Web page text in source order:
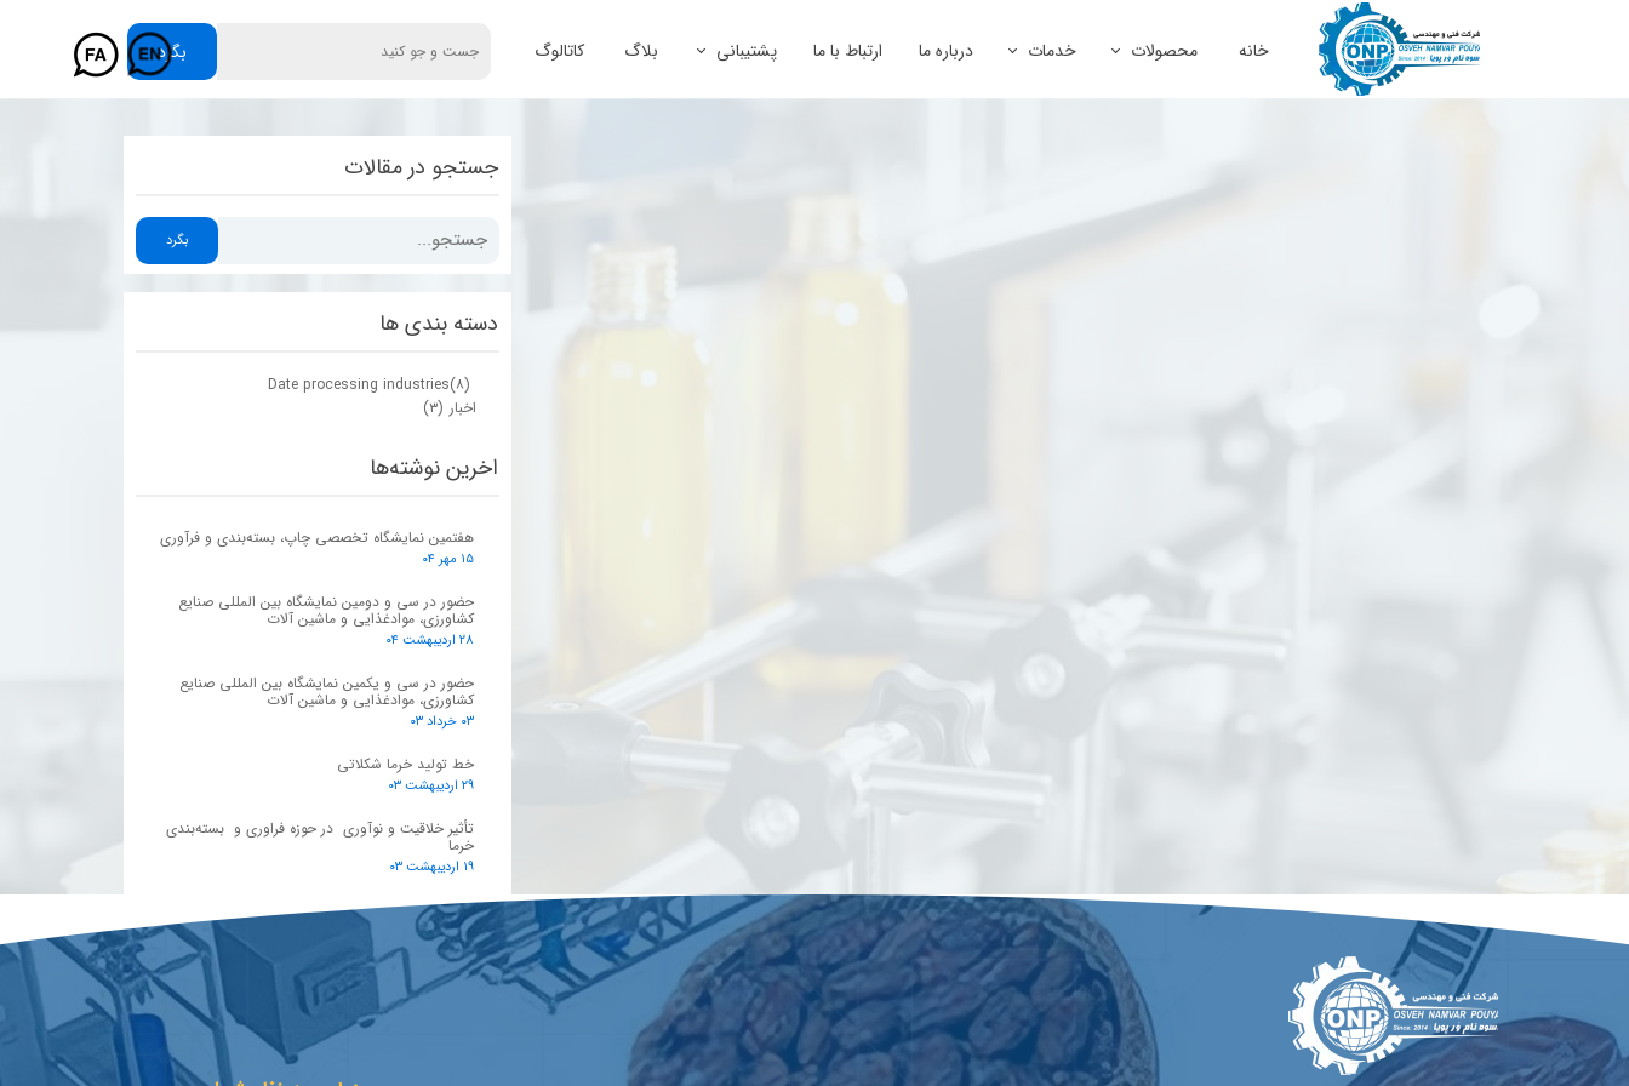
خانه محصولات
نفت، گاز و پتروشیمی
خدمات درباره ما ارتباط با ما پشتیبانی بلاگ کاتالوگ بگرد
دسته بندی ها
Date processing industries(۸)
اخبار (۳)
جستجو در مقالات
بگرد
هفتمین نمایشگاه تخصصی چاپ، بسته‌بندی و فرآوری
۱۵ مهر ۰۴
حضور در سی و دومین نمایشگاه بین المللی صنایع
کشاورزی، موادغذایی و ماشین آلات
۲۸ اردیبهشت ۰۴
حضور در سی و یکمین نمایشگاه بین المللی صنایع
کشاورزی، موادغذایی و ماشین آلات
۰۳ خرداد ۰۳
خط تولید خرما شکلاتی
۲۹ اردیبهشت ۰۳
تأثیر خلاقیت و نوآوری در حوزه فراوری و بسته‌بندی
خرما
۱۹ اردیبهشت ۰۳
اخرین نوشته‌ها